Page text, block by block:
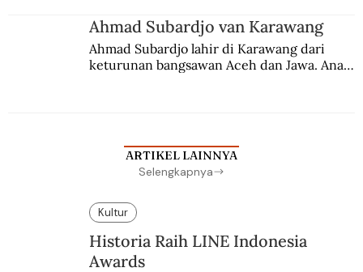
Ahmad Subardjo van Karawang
Ahmad Subardjo lahir di Karawang dari
keturunan bangsawan Aceh dan Jawa. Anak
ARTIKEL LAINNYA
Selengkapnya
Kultur
Historia Raih LINE Indonesia
Awards